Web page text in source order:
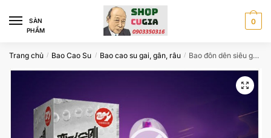
navigation
content
SÀN
PHẨM
0
Trang chủ / Bao Cao Su / Bao cao su gai, gân, râu / Bao đôn dên siêu gai có rung ở đầu CBD889